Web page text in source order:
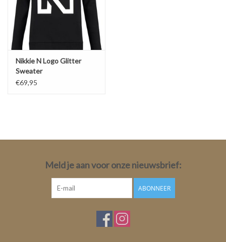
Accessoires
Merken
Nikkie N Logo Glitter
Sweater
€69,95
Meld je aan voor onze nieuwsbrief:
ABONNEER